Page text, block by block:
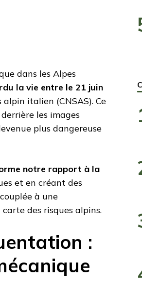
dans les Alpes
la vie entre le 21 juin
alpin italien (CNSAS). Ce
les images
plus dangereuse
notre rapport à la
et en créant des
à une
des risques alpins.
: